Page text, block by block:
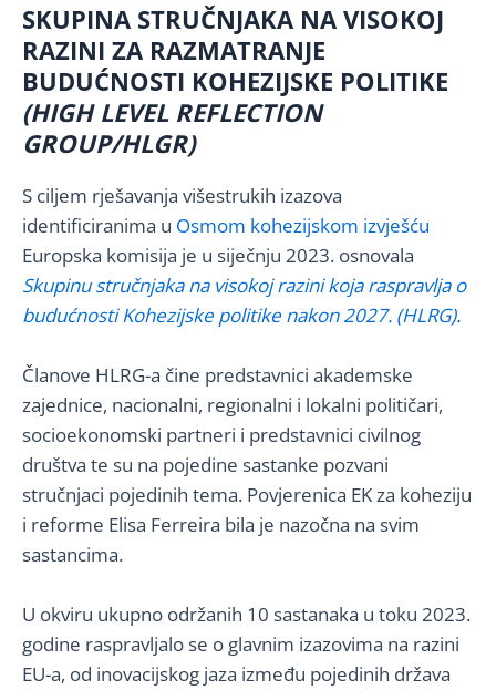
SKUPINA STRUČNJAKA NA VISOKOJ
RAZINI ZA RAZMATRANJE
BUDUĆNOSTI KOHEZIJSKE POLITIKE
(HIGH LEVEL REFLECTION
GROUP/HLGR)
S ciljem rješavanja višestrukih izazova
identificiranima u Osmom kohezijskom izvješću
Europska komisija je u siječnju 2023. osnovala
Skupinu stručnjaka na visokoj razini koja raspravlja o
budućnosti Kohezijske politike nakon 2027. (HLRG).
Članove HLRG-a čine predstavnici akademske
zajednice, nacionalni, regionalni i lokalni političari,
socioekonomski partneri i predstavnici civilnog
društva te su na pojedine sastanke pozvani
stručnjaci pojedinih tema. Povjerenica EK za koheziju
i reforme Elisa Ferreira bila je nazočna na svim
sastancima.
U okviru ukupno održanih 10 sastanaka u toku 2023.
godine raspravljalo se o glavnim izazovima na razini
EU-a, od inovacijskog jaza između pojedinih država